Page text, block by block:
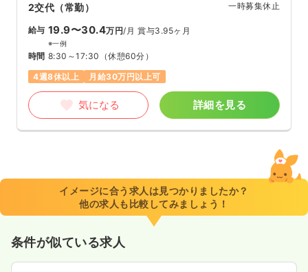
2交代（常勤） 一時募集休止
給与 19.9〜30.4万円/月 賞与3.95ヶ月
※一例
時間 8:30～17:30 （休憩60分）
4週8休以上
月給30万円以上可
気になる 詳細を見る
イメージに合う求人は見つかりましたか？
他の求人も比較してみましょう！
条件が似ている求人